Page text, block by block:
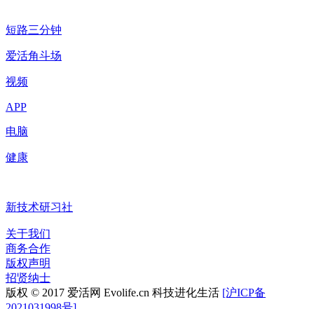
短路三分钟
爱活角斗场
视频
APP
电脑
健康
新技术研习社
关于我们
商务合作
版权声明
招贤纳士
版权 © 2017 爱活网 Evolife.cn 科技进化生活 [沪ICP备